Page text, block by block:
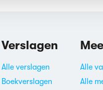
Verslagen
Alle verslagen
Boekverslagen
Alle
Alle